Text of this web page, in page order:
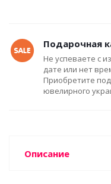
Подарочная
Не успеваете с
дате или нет
Приобретите
ювелирного
Описание